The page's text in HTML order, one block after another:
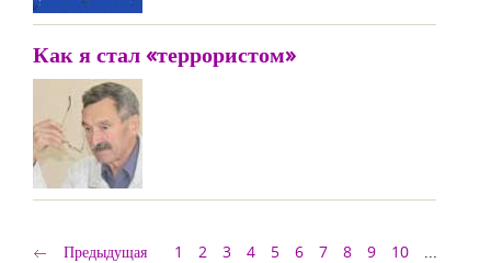
Как я стал «террористом»
Предыдущая 1 2 3 4 5 6 7 8 9 10
...